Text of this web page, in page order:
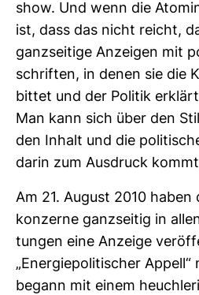
show. Und wenn die
ist, dass das nicht reicht,
ganz­sei­tige Anzeigen mit
schriften, in denen sie die
bittet und der Politik
Man kann sich über den
den Inhalt und die
darin zum Aus­druck
Am 21. August 2010
kon­zerne ganz­seitig in
tungen eine Anzeige
„Ener­gie­po­li­ti­scher Appell“
begann mit einem